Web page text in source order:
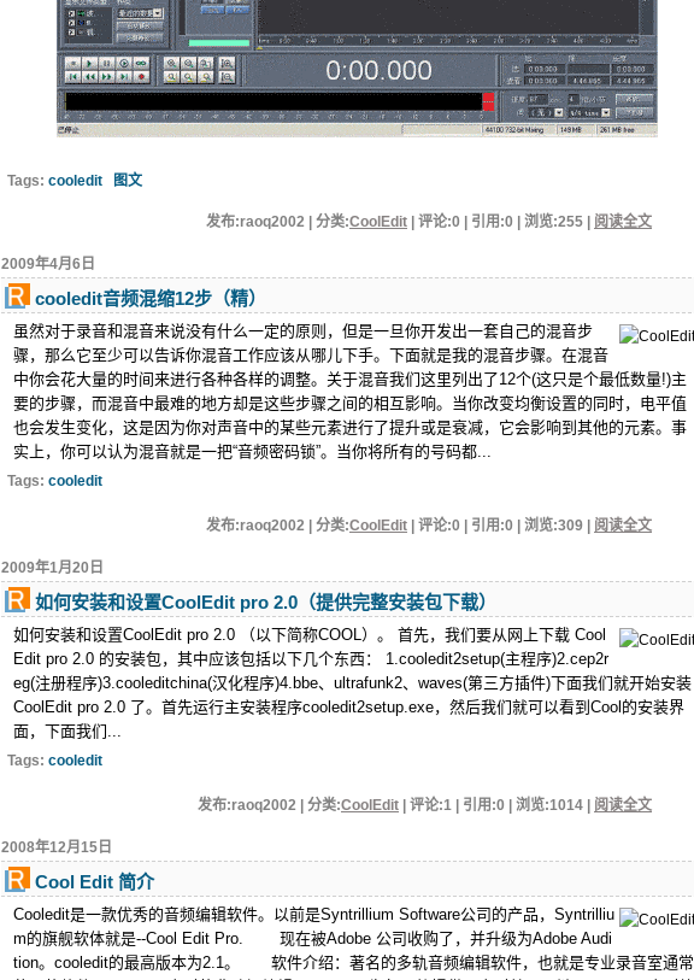
Tags: cooledit 图文
发布:raoq2002 | 分类:CoolEdit | 评论:0 | 引用:0 | 浏览:255 阅读全文
2009年4月6日
cooledit音频混缩12步（精）
虽然对于录音和混音来说没有什么一定的原则，但是一旦你开发出一套自己的混音步
骤，那么它至少可以告诉你混音工作应该从哪儿下手。下面就是我的混音步骤。在混音
中你会花大量的时间来进行各种各样的调整。关于混音我们这里列出了12个(这只是个最低数量!)主
要的步骤，而混音中最难的地方却是这些步骤之间的相互影响。当你改变均衡设置的同时，电平值
也会发生变化，这是因为你对声音中的某些元素进行了提升或是衰减，它会影响到其他的元素。事
实上，你可以认为混音就是一把“音频密码锁”。当你将所有的号码都...
Tags: cooledit
发布:raoq2002 | 分类:CoolEdit | 评论:0 | 引用:0 | 浏览:309 阅读全文
2009年1月20日
如何安装和设置CoolEdit pro 2.0（提供完整安装包下载）
如何安装和设置CoolEdit pro 2.0 （以下简称COOL）。 首先，我们要从网上下载 Cool
Edit pro 2.0 的安装包，其中应该包括以下几个东西： 1.cooledit2setup(主程序)2.cep2r
eg(注册程序)3.cooleditchina(汉化程序)4.bbe、ultrafunk2、waves(第三方插件)下面我们就开始安装
CoolEdit pro 2.0 了。首先运行主安装程序cooledit2setup.exe，然后我们就可以看到Cool的安装界
面，下面我们...
Tags: cooledit
发布:raoq2002 | 分类:CoolEdit | 评论:1 | 引用:0 | 浏览:1014 阅读全文
2008年12月15日
Cool Edit 简介
Cooledit是一款优秀的音频编辑软件。以前是Syntrillium Software公司的产品，Syntrilliu
m的旗舰软体就是--Cool Edit Pro. 现在被Adobe 公司收购了，并升级为Adobe Audi
tion。cooledit的最高版本为2.1。 软件介绍：著名的多轨音频编辑软件，也就是专业录音室通常